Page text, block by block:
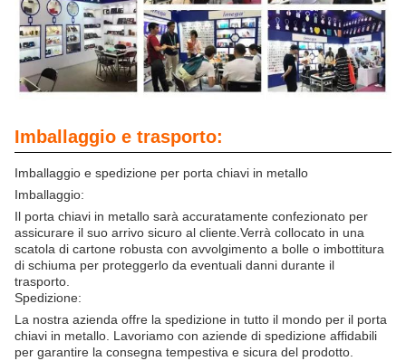
Imballaggio e trasporto:
Imballaggio e spedizione per porta chiavi in metallo
Imballaggio:
Il porta chiavi in metallo sarà accuratamente confezionato per
assicurare il suo arrivo sicuro al cliente.Verrà collocato in una
scatola di cartone robusta con avvolgimento a bolle o imbottitura
di schiuma per proteggerlo da eventuali danni durante il
trasporto.
Spedizione:
La nostra azienda offre la spedizione in tutto il mondo per il porta
chiavi in metallo. Lavoriamo con aziende di spedizione affidabili
per garantire la consegna tempestiva e sicura del prodotto.